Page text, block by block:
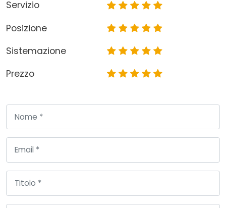
Servizio
Posizione
Sistemazione
Prezzo